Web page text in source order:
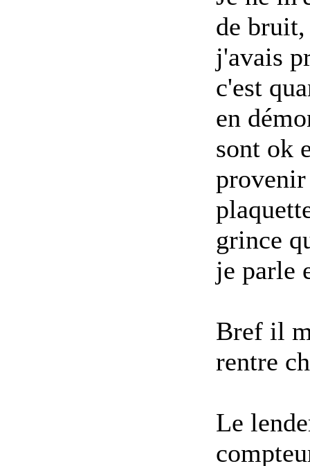
de
j'avais
c'est
en
sont ok
grince
je parle
Bref il
rentre
Le